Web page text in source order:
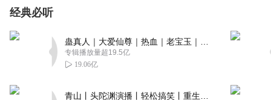
经典必听
专辑播放量超19.5亿
19.06亿